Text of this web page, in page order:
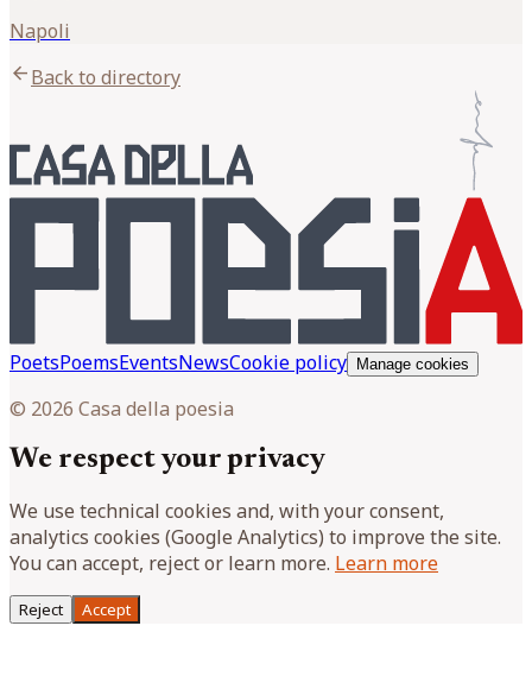
Napoli
arrow_backBack to directory
PoetsPoemsEventsNewsCookie policy Manage cookies
© 2026 Casa della poesia
We respect your privacy
We use technical cookies and, with your consent,
analytics cookies (Google Analytics) to improve the site.
You can accept, reject or learn more. Learn more
Reject Accept